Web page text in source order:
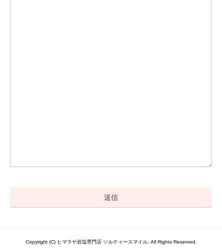
Copyright (C) ヒマラヤ岩塩専門店 ソルティースマイル. All Rights Reserved.